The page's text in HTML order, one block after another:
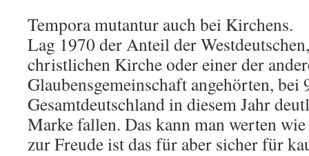
Tempora mutantur auch bei Kirchens.
Lag 1970 der Anteil der
christlichen Kirche oder einer der
Glaubensgemeinschaft angehörten,
Gesamtdeutschland in diesem Jahr
Marke fallen. Das kann man werten
zur Freude ist das für aber sicher für